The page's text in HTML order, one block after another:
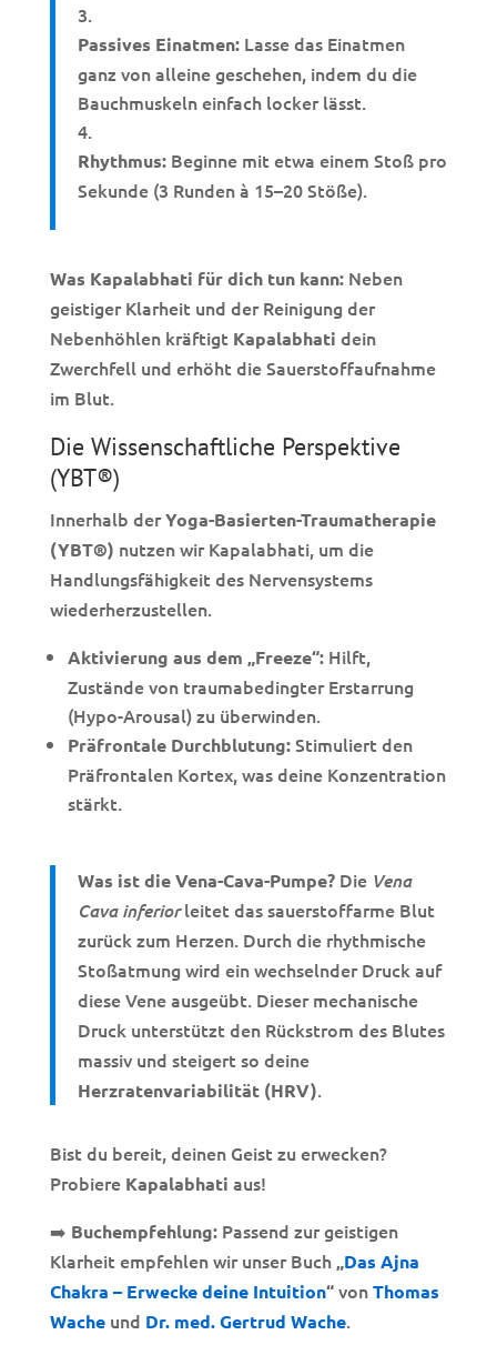
Passives Einatmen:Lasse das Einatmen
ganz von alleine geschehen, indem du die
Bauchmuskeln einfach locker lässt.
Rhythmus:Beginne mit etwa einem Stoß pro
Sekunde (3 Runden à 15–20 Stöße).
Was Kapalabhati für dich tun kann:Neben
geistiger Klarheit und der Reinigung der
Nebenhöhlen kräftigt Kapalabhati dein
Zwerchfell und erhöht die Sauerstoffaufnahme
im Blut.
Die Wissenschaftliche Perspektive
(YBT®)
Innerhalb derYoga-Basierten-Traumatherapie
(YBT®) nutzen wir Kapalabhati, um die
Handlungsfähigkeit des Nervensystems
wiederherzustellen.
Aktivierung aus dem „Freeze“:Hilft,
Zustände von traumabedingter Erstarrung
(Hypo-Arousal) zu überwinden.
Präfrontale Durchblutung:Stimuliert den
Präfrontalen Kortex, was deine Konzentration
stärkt.
Was ist die Vena-Cava-Pumpe?Die Vena
Cava inferiorleitet das sauerstoffarme Blut
zurück zum Herzen. Durch die rhythmische
Stoßatmung wird ein wechselnder Druck auf
diese Vene ausgeübt. Dieser mechanische
Druck unterstützt den Rückstrom des Blutes
massiv und steigert so deine
Herzratenvariabilität (HRV).
Bist du bereit, deinen Geist zu erwecken?
Probiere Kapalabhati aus!
➡️ Buchempfehlung:Passend zur geistigen
Klarheit empfehlen wir unser Buch„Das Ajna
Chakra – Erwecke deine Intuition“vonThomas
Wacheund Dr. med. Gertrud Wache.